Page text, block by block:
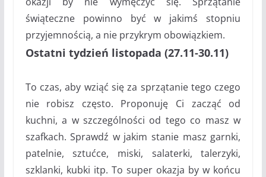
świąteczne powinno być w jakimś stopniu
przyjemnością, a nie przykrym obowiązkiem.
Ostatni tydzień listopada (27.11-30.11)
To czas, aby wziąć się za sprzątanie tego czego
nie robisz często. Proponuję Ci zacząć od
kuchni, a w szczególności od tego co masz w
szafkach. Sprawdź w jakim stanie masz garnki,
patelnie, sztućce, miski, salaterki, talerzyki,
szklanki, kubki itp. To super okazja by w końcu